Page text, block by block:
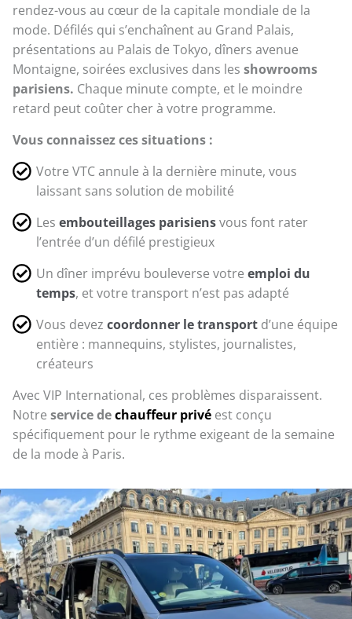
rendez-vous au cœur de la capitale mondiale de la
mode. Défilés qui s’enchaînent au Grand Palais,
présentations au Palais de Tokyo, dîners avenue
Montaigne, soirées exclusives dans les showrooms
parisiens. Chaque minute compte, et le moindre
retard peut coûter cher à votre programme.
Vous connaissez ces situations :
Votre VTC annule à la dernière minute, vous
laissant sans solution de mobilité
Les embouteillages parisiensvous font rater
l’entrée d’un défilé prestigieux
Un dîner imprévu bouleverse votre emploi du
temps, et votre transport n’est pas adapté
Vous devez coordonner le transport d’une équipe
entière : mannequins, stylistes, journalistes,
créateurs
Avec VIP International, ces problèmes disparaissent.
Notre service dechauffeur privé est conçu
spécifiquement pour le rythme exigeant de la semaine
de la mode à Paris.